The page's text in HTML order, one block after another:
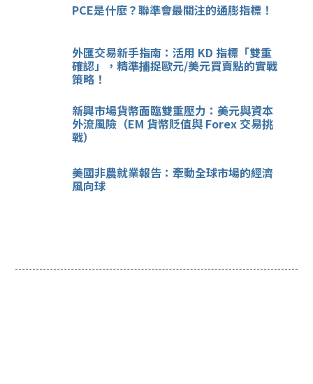
PCE是什麼？聯準會最關注的通膨指標！
外匯交易新手指南：活用 KD 指標「雙重
確認」，精準捕捉歐元/美元買賣點的實戰
策略！
新興市場貨幣面臨雙重壓力：美元與資本
外流風險（EM 貨幣貶值與 Forex 交易挑
戰）
美國非農就業報告：牽動全球市場的經濟
風向球